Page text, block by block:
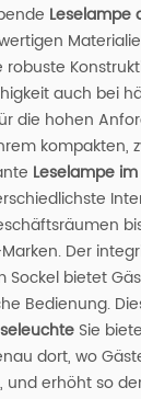
Leselampe
auch bei
die hohen
kompakten,
Leselampe
Der
Sockel bietet
Bedienung.
Sie
dort, wo
erhöht so